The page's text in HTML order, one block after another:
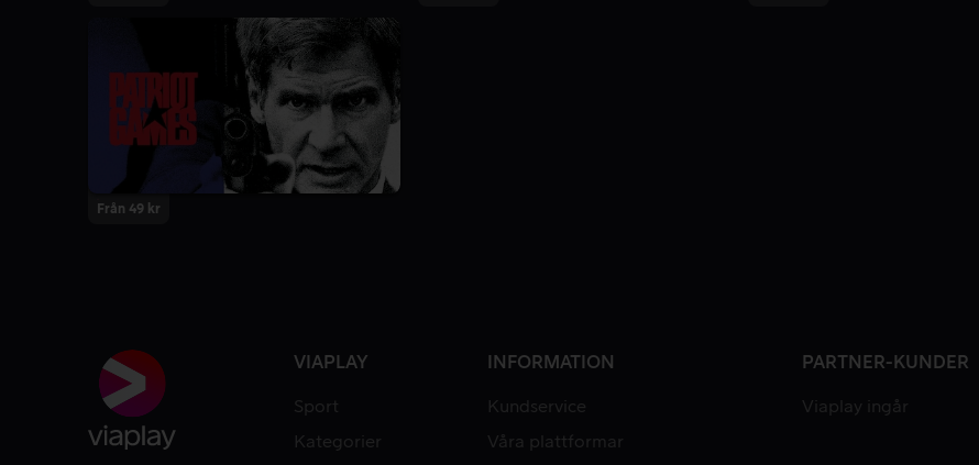
Från 49 kr
VIAPLAY
Sport
Kategorier
INFORMATION
Kundservice
Våra plattformar
PARTNER-KUNDER
Viaplay ingår